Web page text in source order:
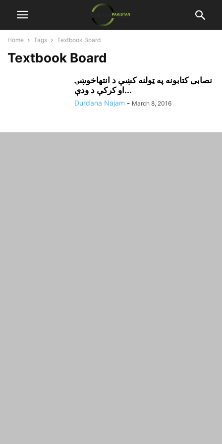
Home Tags Textbook Board
Textbook Board
نصابى کتابونه په ټولنه کښې د انتهاخوښۍ
او کرکې د ودې...
Durdana Najam - March 8, 2016